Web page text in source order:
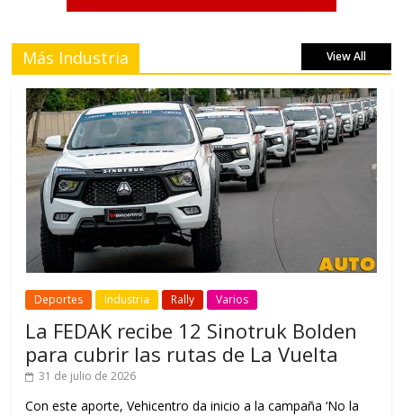
Más Industria View All
Deportes Industria Rally Varios
La FEDAK recibe 12 Sinotruk Bolden
para cubrir las rutas de La Vuelta
31 de julio de 2026
Con este aporte, Vehicentro da inicio a la campaña ‘No la